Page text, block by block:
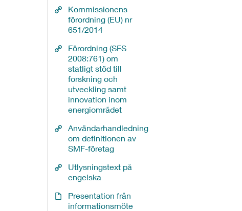
Kommissionens
förordning (EU) nr
651/2014
Förordning (SFS
2008:761) om
statligt stöd till
forskning och
utveckling samt
innovation inom
energiområdet
Användarhandledning
om definitionen av
SMF-företag
Utlysningstext på
engelska
Presentation från
informationsmöte